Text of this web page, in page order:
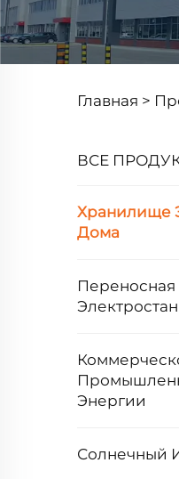
Главная >
ВСЕ
Хранилище
Дома
Переносная
Энергии
Солнечный